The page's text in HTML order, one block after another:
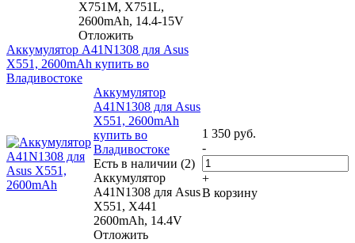
X751M, X751L,
2600mAh, 14.4-15V
Отложить
Аккумулятор A41N1308 для Asus
X551, 2600mAh купить во
Владивостоке
Аккумулятор
A41N1308 для Asus
X551, 2600mAh
купить во
Владивостоке
Есть в наличии (2)
Аккумулятор
A41N1308 для Asus
X551, X441
2600mAh, 14.4V
Отложить
1 350 руб.
-
+
В корзину